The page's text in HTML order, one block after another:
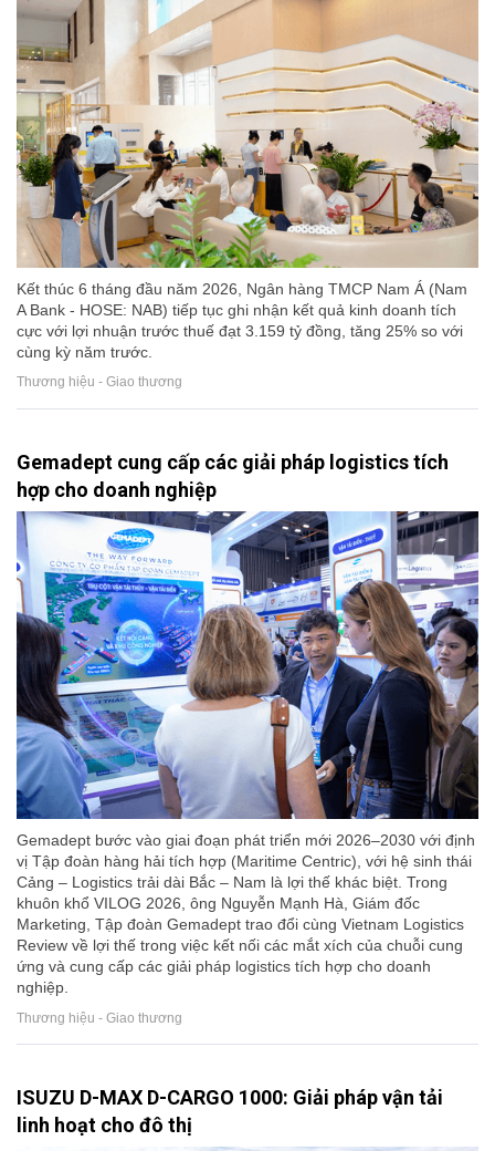
Kết thúc 6 tháng đầu năm 2026, Ngân hàng TMCP Nam Á (Nam
A Bank - HOSE: NAB) tiếp tục ghi nhận kết quả kinh doanh tích
cực với lợi nhuận trước thuế đạt 3.159 tỷ đồng, tăng 25% so với
cùng kỳ năm trước.
Thương hiệu - Giao thương
Gemadept cung cấp các giải pháp logistics tích
hợp cho doanh nghiệp
Gemadept bước vào giai đoạn phát triển mới 2026–2030 với định
vị Tập đoàn hàng hải tích hợp (Maritime Centric), với hệ sinh thái
Cảng – Logistics trải dài Bắc – Nam là lợi thế khác biệt. Trong
khuôn khổ VILOG 2026, ông Nguyễn Mạnh Hà, Giám đốc
Marketing, Tập đoàn Gemadept trao đổi cùng Vietnam Logistics
Review về lợi thế trong việc kết nối các mắt xích của chuỗi cung
ứng và cung cấp các giải pháp logistics tích hợp cho doanh
nghiệp.
Thương hiệu - Giao thương
ISUZU D-MAX D-CARGO 1000: Giải pháp vận tải
linh hoạt cho đô thị